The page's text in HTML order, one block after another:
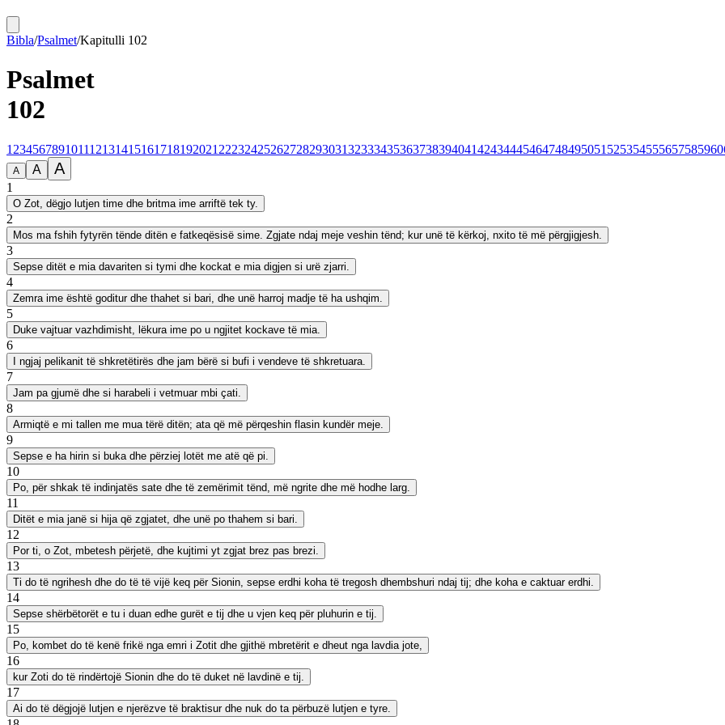
Bibla/Psalmet/Kapitulli 102
Psalmet
102
1 23456789101112131415161718192021 222324252627282930313233343536373839404142434445464748495051 525354555657585960
A A A
1
O Zot, dëgjo lutjen time dhe britma ime arriftë tek ty.
2
Mos ma fshih fytyrën tënde ditën e fatkeqësisë sime. Zgjate ndaj meje veshin tënd; kur unë të kërkoj, nxito të më përgjigjesh.
3
Sepse ditët e mia davariten si tymi dhe kockat e mia digjen si urë zjarri.
4
Zemra ime është goditur dhe thahet si bari, dhe unë harroj madje të ha ushqim.
5
Duke vajtuar vazhdimisht, lëkura ime po u ngjitet kockave të mia.
6
I ngjaj pelikanit të shkretëtirës dhe jam bërë si bufi i vendeve të shkretuara.
7
Jam pa gjumë dhe si harabeli i vetmuar mbi çati.
8
Armiqtë e mi tallen me mua tërë ditën; ata që më përqeshin flasin kundër meje.
9
Sepse e ha hirin si buka dhe përziej lotët me atë që pi.
10
Po, për shkak të indinjatës sate dhe të zemërimit tënd, më ngrite dhe më hodhe larg.
11
Ditët e mia janë si hija që zgjatet, dhe unë po thahem si bari.
12
Por ti, o Zot, mbetesh përjetë, dhe kujtimi yt zgjat brez pas brezi.
13
Ti do të ngrihesh dhe do të të vijë keq për Sionin, sepse erdhi koha të tregosh dhembshuri ndaj tij; dhe koha e caktuar erdhi.
14
Sepse shërbëtorët e tu i duan edhe gurët e tij dhe u vjen keq për pluhurin e tij.
15
Po, kombet do të kenë frikë nga emri i Zotit dhe gjithë mbretërit e dheut nga lavdia jote,
16
kur Zoti do të rindërtojë Sionin dhe do të duket në lavdinë e tij.
17
Ai do të dëgjojë lutjen e njerëzve të braktisur dhe nuk do ta përbuzë lutjen e tyre.